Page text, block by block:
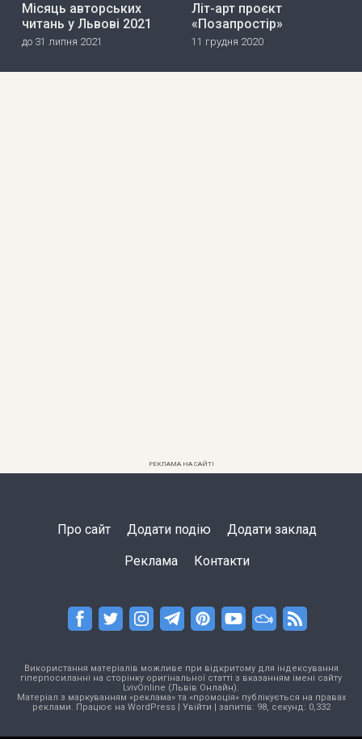
Місяць авторських
читань у Львові 2021
до 31 липня 2021
Літ-арт проєкт
«Позапростір»
11 грудня 2020
РЕКЛАМА НА САЙТІ
Про сайт Додати подію Додати заклад
Реклама Контакти
Використання матеріалів можливе при відкритому для індексування
гіперпосиланні на сторінку оригінальної статті з вказанням імені сайту
LvivOnline (Львів Онлайн).
Матеріал з маркуванням «реклама» та «промоція» публікується на правах
реклами. Працює на WordPress| Увійти | запитів: 98, секунд: 0,332